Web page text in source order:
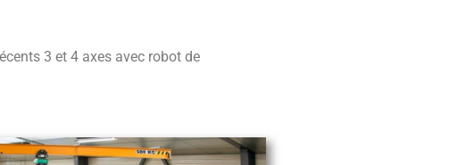
3 et 4 axes avec robot de